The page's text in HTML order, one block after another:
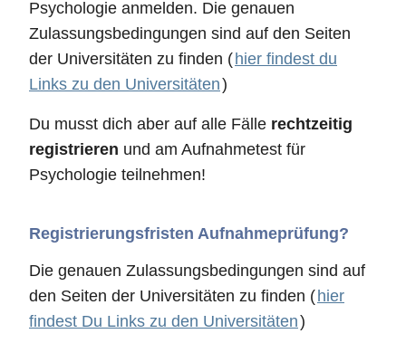
Psychologie anmelden. Die genauen
Zulassungsbedingungen sind auf den Seiten
der Universitäten zu finden ( hier findest du
Links zu den Universitäten)
Du musst dich aber auf alle Fälle rechtzeitig
registrieren und am Aufnahmetest für
Psychologie teilnehmen!
Registrierungsfristen Aufnahmeprüfung?
Die genauen Zulassungsbedingungen sind auf
den Seiten der Universitäten zu finden ( hier
findest Du Links zu den Universitäten)